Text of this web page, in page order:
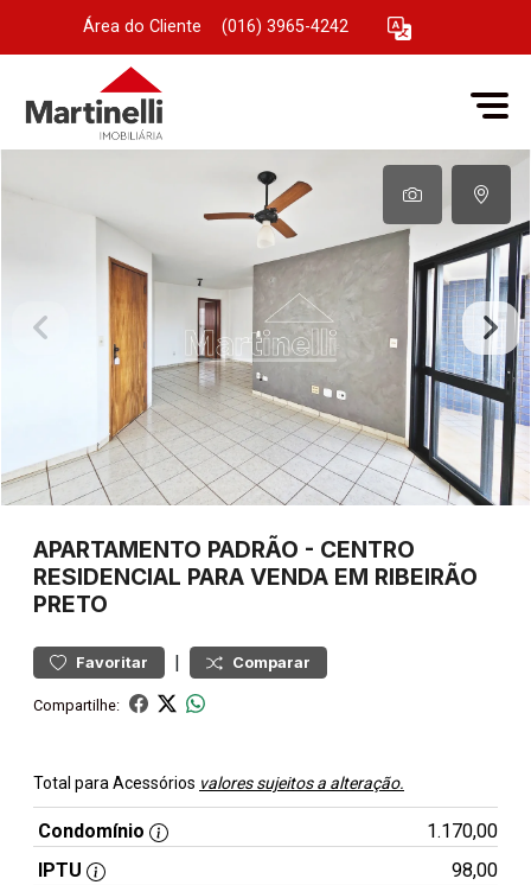
Área do Cliente (016) 3965-4242
APARTAMENTO PADRÃO - CENTRO
RESIDENCIAL PARA VENDA EM RIBEIRÃO
PRETO
Favoritar | Comparar
Compartilhe:
Total para Acessórios valores sujeitos a alteração.
Condomínio
1.170,00
IPTU
98,00